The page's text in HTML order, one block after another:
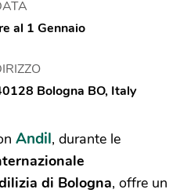
al 1 Gennaio
Bologna BO, Italy
Andil, durante le
di Bologna, offre un